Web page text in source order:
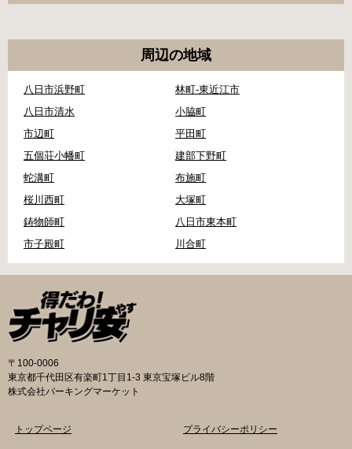
周辺の地域
八日市浜野町
林町-東近江市
八日市清水
小脇町
市辺町
平田町
五個荘小幡町
建部下野町
蛇溝町
布施町
桜川西町
大塚町
鋳物師町
八日市東本町
市子殿町
川合町
〒100-0006
東京都千代田区有楽町1丁目1-3 東京宝塚ビル8階
株式会社パーキングマーケット
トップページ プライバシーポリシー